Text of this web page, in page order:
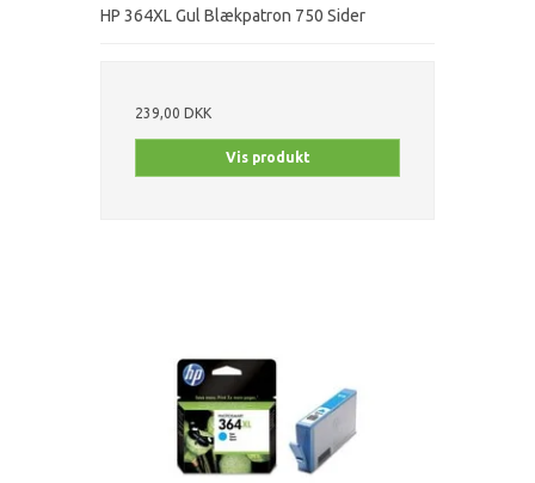
HP 364XL Gul Blækpatron 750 Sider
239,00 DKK
Vis produkt